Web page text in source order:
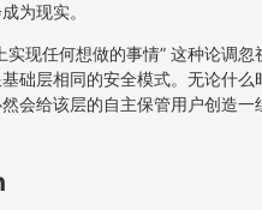
为现实。
现任何想做的事情” 这种论调忽
础层相同的安全模式。无论什么
会给该层的自主保管用户创造一